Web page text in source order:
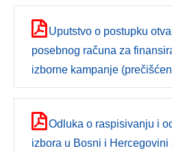
Uputstvo o postupku
posebnog računa za
izborne kampanje
Odluka o raspisivanju i
izbora u Bosni i Hercegovini